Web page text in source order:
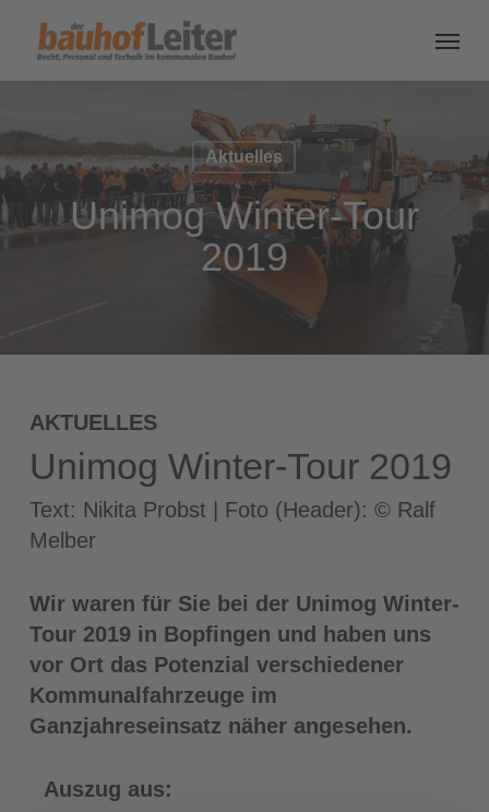
Aktuelles
Unimog Winter-Tour
2019
AKTUELLES
Unimog Winter-Tour 2019
Text: Nikita Probst | Foto (Header): © Ralf
Melber
Wir waren für Sie bei der Unimog Winter-
Tour 2019 in Bopfingen und haben uns
vor Ort das Potenzial verschiedener
Kommunalfahrzeuge im
Ganzjahreseinsatz näher angesehen.
Auszug aus: